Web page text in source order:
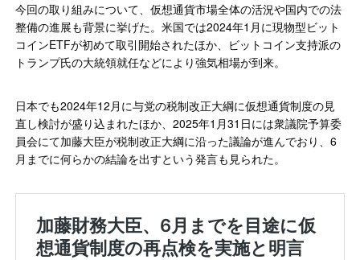
今回の取り組みについて、仮想通貨市場全体の活況や国内での法
整備の進展も背景に挙げた。米国では2024年1月に現物型ビット
コインETFが初めて取引開始されたほか、ビットコイン支持派の
トランプ氏の大統領就任などにより強気相場が到来。
日本でも2024年12月に与党の税制改正大綱に仮想通貨制度の見
直し検討が盛り込まれたほか、2025年1月31日には衆議院予算委
員会にて加藤大臣が税制改正大綱に沿った議論が進んでおり、6
月までに何らかの結論を出すという発言も見られた。